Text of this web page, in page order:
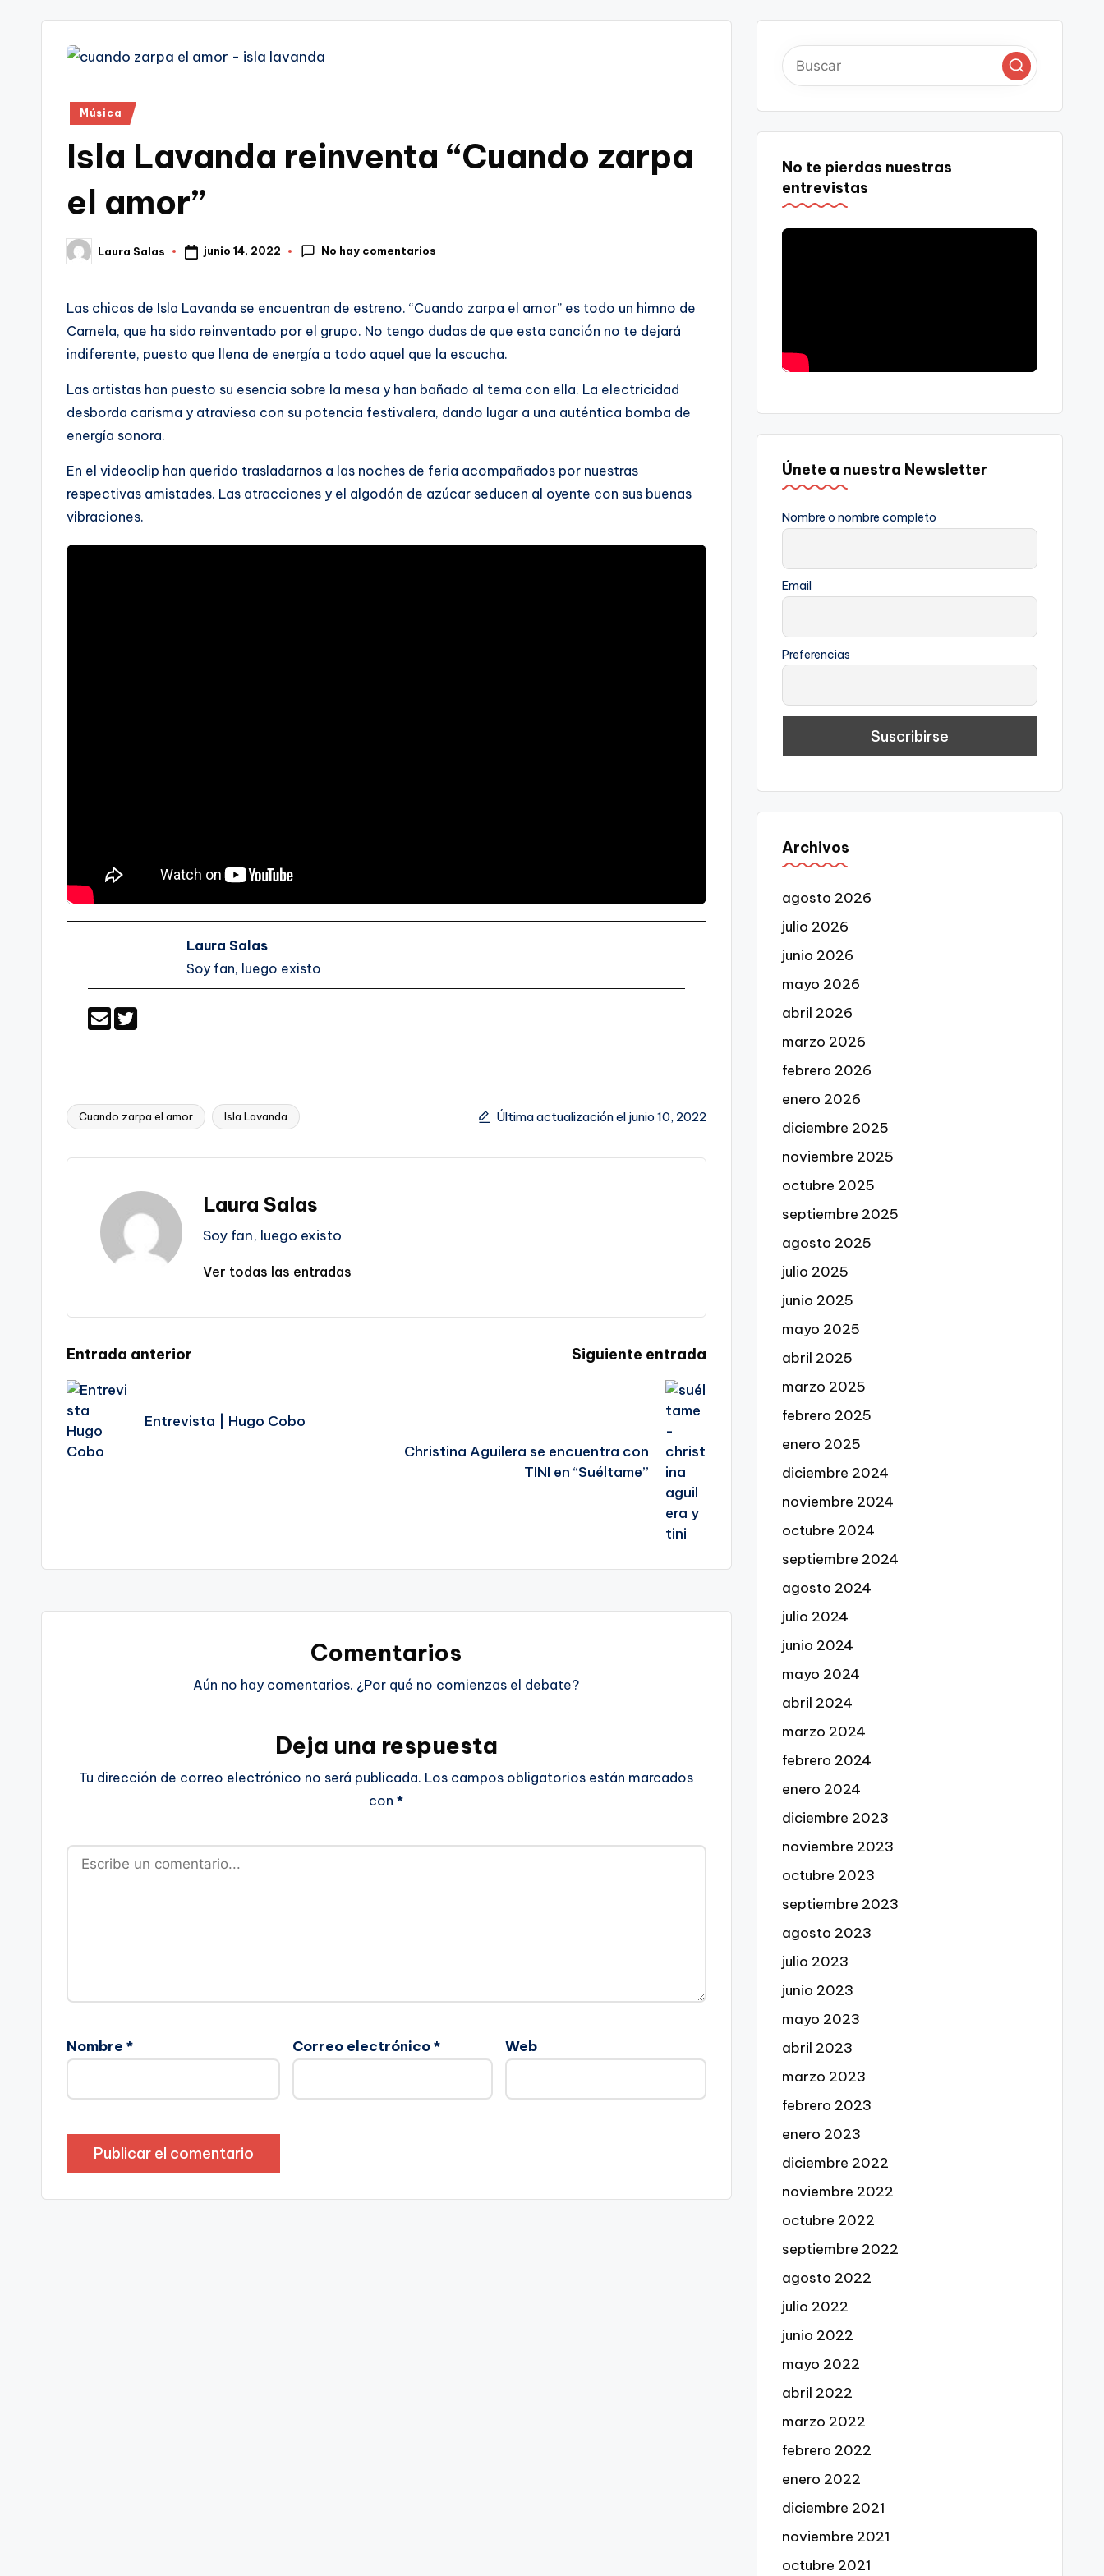
Publicado
Música
Isla Lavanda reinventa “Cuando zarpa
el amor”
Publicado
por
Laura Salas junio 14, 2022 No hay comentarios
Las chicas de Isla Lavanda se encuentran de estreno. “Cuando zarpa el amor” es todo un himno de
Camela, que ha sido reinventado por el grupo. No tengo dudas de que esta canción no te dejará
indiferente, puesto que llena de energía a todo aquel que la escucha.
Las artistas han puesto su esencia sobre la mesa y han bañado al tema con ella. La electricidad
desborda carisma y atraviesa con su potencia festivalera, dando lugar a una auténtica bomba de
energía sonora.
En el videoclip han querido trasladarnos a las noches de feria acompañados por nuestras
respectivas amistades. Las atracciones y el algodón de azúcar seducen al oyente con sus buenas
vibraciones.
Laura Salas
Soy fan, luego existo
Etiquetas:
Cuando zarpa el amor Isla Lavanda Última actualización el junio 10, 2022
Laura Salas
Soy fan, luego existo
Ver todas las entradas
Navegación
de
entradas
Entrada anterior
Entrevista | Hugo Cobo
Siguiente entrada
Christina Aguilera se encuentra con
TINI en “Suéltame”
Comentarios
Aún no hay comentarios. ¿Por qué no comienzas el debate?
Deja una respuesta
Tu dirección de correo electrónico no será publicada. Los campos obligatorios están marcados
con*
Nombre * Correo electrónico* Web
No te pierdas nuestras
entrevistas
Únete a nuestra Newsletter
Nombre o nombre completo
Email
Preferencias
Archivos
agosto 2026
julio 2026
junio 2026
mayo 2026
abril 2026
marzo 2026
febrero 2026
enero 2026
diciembre 2025
noviembre 2025
octubre 2025
septiembre 2025
agosto 2025
julio 2025
junio 2025
mayo 2025
abril 2025
marzo 2025
febrero 2025
enero 2025
diciembre 2024
noviembre 2024
octubre 2024
septiembre 2024
agosto 2024
julio 2024
junio 2024
mayo 2024
abril 2024
marzo 2024
febrero 2024
enero 2024
diciembre 2023
noviembre 2023
octubre 2023
septiembre 2023
agosto 2023
julio 2023
junio 2023
mayo 2023
abril 2023
marzo 2023
febrero 2023
enero 2023
diciembre 2022
noviembre 2022
octubre 2022
septiembre 2022
agosto 2022
julio 2022
junio 2022
mayo 2022
abril 2022
marzo 2022
febrero 2022
enero 2022
diciembre 2021
noviembre 2021
octubre 2021